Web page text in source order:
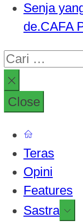
Senja
de.CAFA
Cari
untuk:
Close
Teras
Opini
Features
Sastra